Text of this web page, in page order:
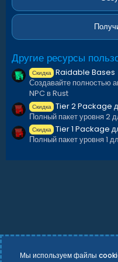
Другие ресурсы
Скидка Raidable Bases
Создавайте полностью
NPC в Rust
Скидка Tier 2 Package
Полный пакет уровня 2
Скидка Tier 1 Package
Полный пакет уровня 1
Мы используем файлы